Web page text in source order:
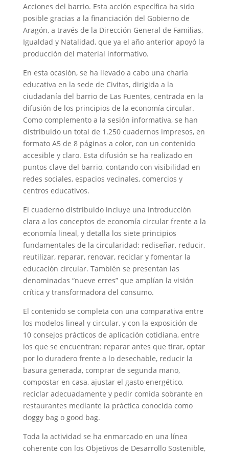
Acciones del barrio. Esta acción específica ha sido
posible gracias a la financiación del Gobierno de
Aragón, a través de la Dirección General de Familias,
Igualdad y Natalidad, que ya el año anterior apoyó la
producción del material informativo.
En esta ocasión, se ha llevado a cabo una charla
educativa en la sede de Civitas, dirigida a la
ciudadanía del barrio de Las Fuentes, centrada en la
difusión de los principios de la economía circular.
Como complemento a la sesión informativa, se han
distribuido un total de 1.250 cuadernos impresos, en
formato A5 de 8 páginas a color, con un contenido
accesible y claro. Esta difusión se ha realizado en
puntos clave del barrio, contando con visibilidad en
redes sociales, espacios vecinales, comercios y
centros educativos.
El cuaderno distribuido incluye una introducción
clara a los conceptos de economía circular frente a la
economía lineal, y detalla los siete principios
fundamentales de la circularidad: rediseñar, reducir,
reutilizar, reparar, renovar, reciclar y fomentar la
educación circular. También se presentan las
denominadas “nueve erres” que amplían la visión
crítica y transformadora del consumo.
El contenido se completa con una comparativa entre
los modelos lineal y circular, y con la exposición de
10 consejos prácticos de aplicación cotidiana, entre
los que se encuentran: reparar antes que tirar, optar
por lo duradero frente a lo desechable, reducir la
basura generada, comprar de segunda mano,
compostar en casa, ajustar el gasto energético,
reciclar adecuadamente y pedir comida sobrante en
restaurantes mediante la práctica conocida como
doggy bag o good bag.
Toda la actividad se ha enmarcado en una línea
coherente con los Objetivos de Desarrollo Sostenible,